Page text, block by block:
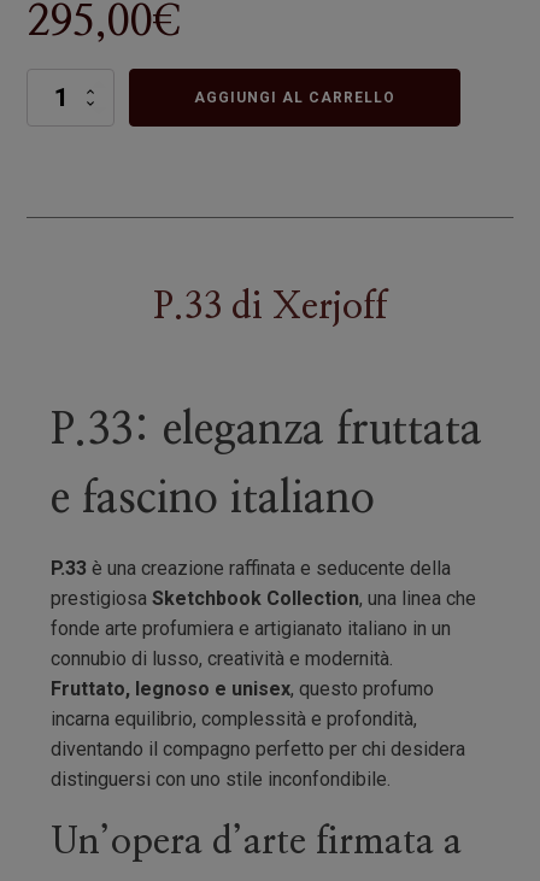
295,00€
AGGIUNGI AL CARRELLO
P.33 di Xerjoff
P.33: eleganza fruttata
e fascino italiano
P.33 è una creazione raffinata e seducente della
prestigiosaSketchbook Collection, una linea che
fonde arte profumiera e artigianato italiano in un
connubio di lusso, creatività e modernità.
Fruttato, legnoso e unisex, questo profumo
incarna equilibrio, complessità e profondità,
diventando il compagno perfetto per chi desidera
distinguersi con uno stile inconfondibile.
Un’opera d’arte firmata a